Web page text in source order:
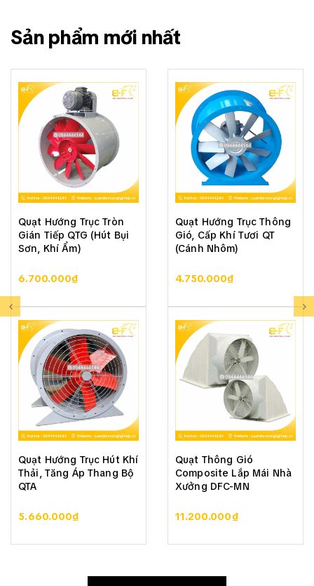
Sản phẩm mới nhất
Quạt Hướng Trục Tròn
Gián Tiếp QTG (Hút Bụi
Sơn, Khí Ẩm)
6.700.000₫
Quạt Hướng Trục Hút Khí
Thải, Tăng Áp Thang Bộ
QTA
5.660.000₫
Quạt Hướng Trục Thông
Gió, Cấp Khí Tươi QT
(Cánh Nhôm)
4.750.000₫
Quạt Thông Gió
Composite Lắp Mái Nhà
Xưởng DFC-MN
11.200.000₫